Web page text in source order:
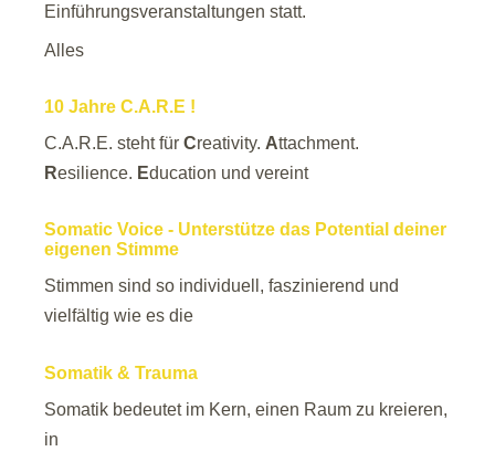
Einführungsveranstaltungen statt.
Alles
10 Jahre C.A.R.E !
C.A.R.E. steht für Creativity. Attachment.
Resilience. Education und vereint
Somatic Voice - Unterstütze das Potential deiner
eigenen Stimme
Stimmen sind so individuell, faszinierend und
vielfältig wie es die
Somatik & Trauma
Somatik bedeutet im Kern, einen Raum zu kreieren,
in